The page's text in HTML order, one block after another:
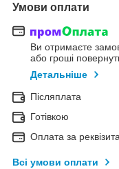
Умови оплати
Ви отримаєте
або гроші
Детальніше
Післяплата
Готівкою
Оплата за
Всі умови оплати